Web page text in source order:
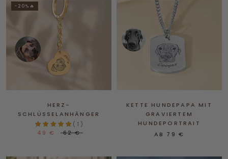
-20%🔥
HERZ-
SCHLÜSSELANHÄNGER
( 1 )
49 €
62 €
KETTE HUNDEPAPA MIT
GRAVIERTEM
HUNDEPORTRAIT
AB 79 €